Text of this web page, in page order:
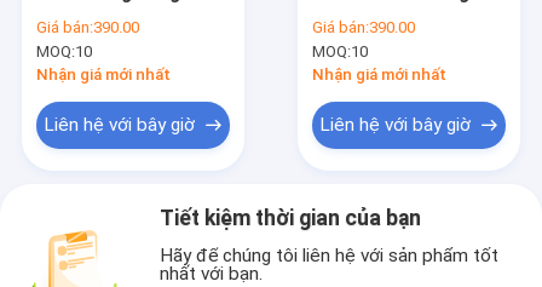
chơi gôn EV lifepo4
100Ah
Giá bán:390.00
MOQ:10
Nhận giá mới nhất
Liên hệ với bây giờ
Liti Sắt Phốt phát
12v
Giá bán:390.00
MOQ:10
Nhận giá mới nhất
Liên hệ với bây giờ
Tiết kiệm thời gian của bạn
Hãy để chúng tôi liên hệ với sản phẩm tốt
nhất với bạn.